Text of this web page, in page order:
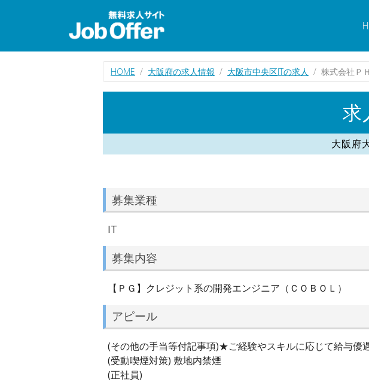
HOME 大阪府の求人情報 大阪市中央区ITの求人 株式会社Ｐ
求
大阪府
募集業種
IT
募集内容
【ＰＧ】クレジット系の開発エンジニア（ＣＯＢＯＬ）
アピール
(その他の手当等付記事項)★ご経験やスキルに応じて給与優
(受動喫煙対策) 敷地内禁煙
(正社員)